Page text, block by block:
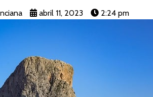
abril 11, 2023 2:24 pm